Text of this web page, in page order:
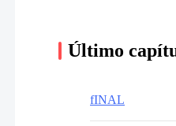
Último
fINAL